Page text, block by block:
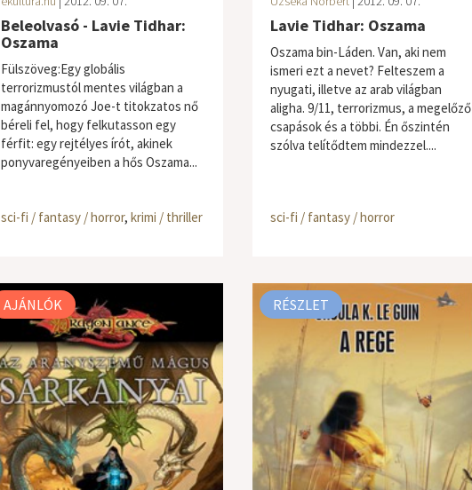
Beleolvasó - Lavie Tidhar:
Oszama
Fülszöveg:Egy globális
terrorizmustól mentes világban a
magánnyomozó Joe-t titokzatos nő
béreli fel, hogy felkutasson egy
férfit: egy rejtélyes írót, akinek
ponyvaregényeiben a hős Oszama...
sci-fi / fantasy / horror, krimi / thriller
Lavie Tidhar: Oszama
Oszama bin-Láden. Van, aki nem
ismeri ezt a nevet? Felteszem a
nyugati, illetve az arab világban
aligha. 9/11, terrorizmus, a megelőző
csapások és a többi. Én őszintén
szólva telítődtem mindezzel....
sci-fi / fantasy / horror
AJÁNLÓK RÉSZLET